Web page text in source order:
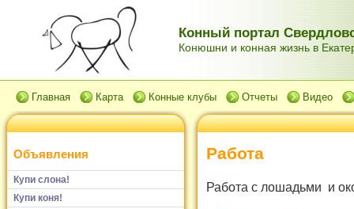
Конный портал
Конюшни и конная жизнь в
Главная Карта Конные клубы Отчеты Видео
Объявления
Купи слона!
Купи коня!
Работа
Работа с лошадьми и